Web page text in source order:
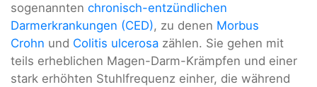
sogenannten chronisch-entzündlichen
Darmerkrankungen (CED), zu denen Morbus
Crohn und Colitis ulcerosa zählen. Sie gehen mit
teils erheblichen Magen-Darm-Krämpfen und einer
stark erhöhten Stuhlfrequenz einher, die während